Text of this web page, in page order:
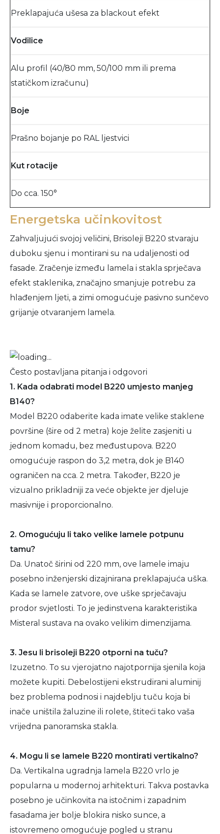
Preklapajuća ušesa za blackout efekt
Vodilice
Alu profil (40/80 mm, 50/100 mm ili prema
statičkom izračunu)
Boje
Prašno bojanje po RAL ljestvici
Kut rotacije
Do cca. 150°
Energetska učinkovitost
Zahvaljujući svojoj veličini, Brisoleji B220 stvaraju
duboku sjenu i montirani su na udaljenosti od
fasade. Zračenje između lamela i stakla sprječava
efekt staklenika, značajno smanjuje potrebu za
hlađenjem ljeti, a zimi omogućuje pasivno sunčevo
grijanje otvaranjem lamela.
Često postavljana pitanja i odgovori
1. Kada odabrati model B220 umjesto manjeg
B140?
Model B220 odaberite kada imate velike staklene
površine (šire od 2 metra) koje želite zasjeniti u
jednom komadu, bez međustupova. B220
omogućuje raspon do 3,2 metra, dok je B140
ograničen na cca. 2 metra. Također, B220 je
vizualno prikladniji za veće objekte jer djeluje
masivnije i proporcionalno.
2. Omogućuju li tako velike lamele potpunu
tamu?
Da. Unatoč širini od 220 mm, ove lamele imaju
posebno inženjerski dizajnirana preklapajuća uška.
Kada se lamele zatvore, ove uške sprječavaju
prodor svjetlosti. To je jedinstvena karakteristika
Misteral sustava na ovako velikim dimenzijama.
3. Jesu li brisoleji B220 otporni na tuču?
Izuzetno. To su vjerojatno najotpornija sjenila koja
možete kupiti. Debelostijeni ekstrudirani aluminij
bez problema podnosi i najdeblju tuču koja bi
inače uništila žaluzine ili rolete, štiteći tako vaša
vrijedna panoramska stakla.
4. Mogu li se lamele B220 montirati vertikalno?
Da. Vertikalna ugradnja lamela B220 vrlo je
popularna u modernoj arhitekturi. Takva postavka
posebno je učinkovita na istočnim i zapadnim
fasadama jer bolje blokira nisko sunce, a
istovremeno omogućuje pogled u stranu